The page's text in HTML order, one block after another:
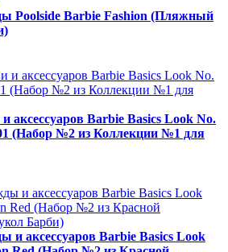
Poolside Barbie Fashion (Пляжный
аксессуаров Barbie Basics Look No.
(Набор №2 из Коллекции №1 для
и аксессуаров Barbie Basics Look